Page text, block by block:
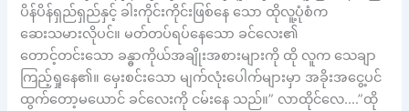
ပိန်ပိန်ရှည်ရှည်နှင့် ခါးကိုင်းကိုင်းဖြစ်နေ သော ထိုလူ့ပုံစံက
ဆေးသမားလိုပင်။ မတ်တပ်ရပ်နေသော ခင်လေး၏
တောင့်တင်းသော ခန္ဓာကိုယ်အချိုးအစားများကို ထို လူက သေချာ
ကြည့်ရှုနေ၏။ မှေးစင်းသော မျက်လုံးပေါက်များမှာ အခိုးအငွေ့ပင်
ထွက်တော့မယောင် ခင်လေးကို ငမ်းနေ သည်။” လာထိုင်လေ….”ထို